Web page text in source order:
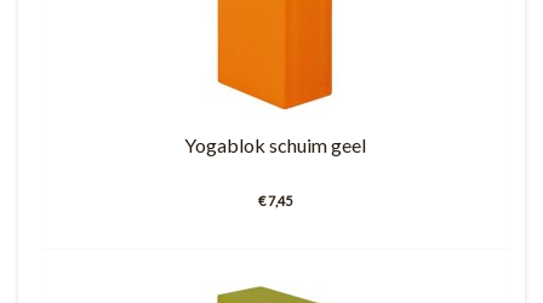
Yogablok schuim geel
€ 7,45